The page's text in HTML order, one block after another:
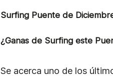
Surfing Puente de
¿Ganas de Surfing este
Se acerca uno de los